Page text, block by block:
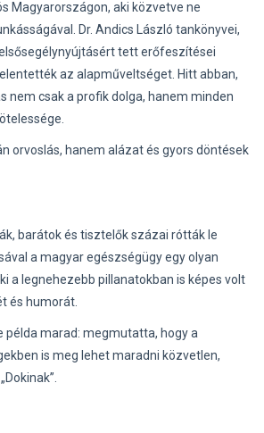
Magyarországon, aki közvetve ne
Dr. Andics László tankönyvei,
tett erőfeszítései
az alapműveltséget. Hitt abban,
nem csak a profik dolga, hanem minden
orvoslás, hanem alázat és gyors döntések
barátok és tisztelők százai rótták le
a magyar egészségügy egy olyan
a legnehezebb pillanatokban is képes volt
és humorát.
példa marad: megmutatta, hogy a
is meg lehet maradni közvetlen,